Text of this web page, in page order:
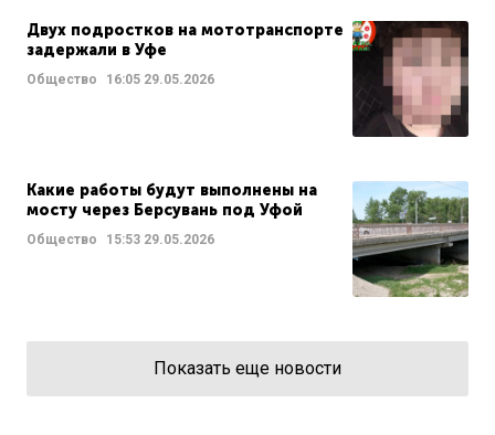
Двух подростков на мототранспорте
задержали в Уфе
Общество 16:05 29.05.2026
Какие работы будут выполнены на
мосту через Берсувань под Уфой
Общество 15:53 29.05.2026
Показать еще новости